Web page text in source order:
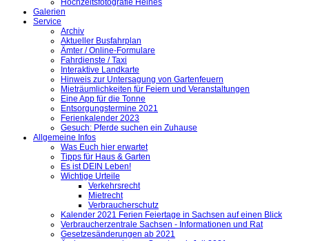
Hochzeitsfotografie Heines
Galerien
Service
Archiv
Aktueller Busfahrplan
Ämter / Online-Formulare
Fahrdienste / Taxi
Interaktive Landkarte
Hinweis zur Untersagung von Gartenfeuern
Mieträumlichkeiten für Feiern und Veranstaltungen
Eine App für die Tonne
Entsorgungstermine 2021
Ferienkalender 2023
Gesuch: Pferde suchen ein Zuhause
Allgemeine Infos
Was Euch hier erwartet
Tipps für Haus & Garten
Es ist DEIN Leben!
Wichtige Urteile
Verkehrsrecht
Mietrecht
Verbraucherschutz
Kalender 2021 Ferien Feiertage in Sachsen auf einen Blick
Verbraucherzentrale Sachsen - Informationen und Rat
Gesetzesänderungen ab 2021